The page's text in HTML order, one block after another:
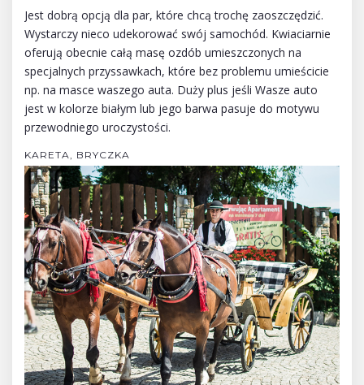
Jest dobrą opcją dla par, które chcą trochę zaoszczędzić.
Wystarczy nieco udekorować swój samochód. Kwiaciarnie
oferują obecnie całą masę ozdób umieszczonych na
specjalnych przyssawkach, które bez problemu umieścicie
np. na masce waszego auta. Duży plus jeśli Wasze auto
jest w kolorze białym lub jego barwa pasuje do motywu
przewodniego uroczystości.
KARETA, BRYCZKA